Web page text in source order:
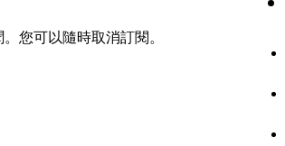
您可以隨時取消訂閱。